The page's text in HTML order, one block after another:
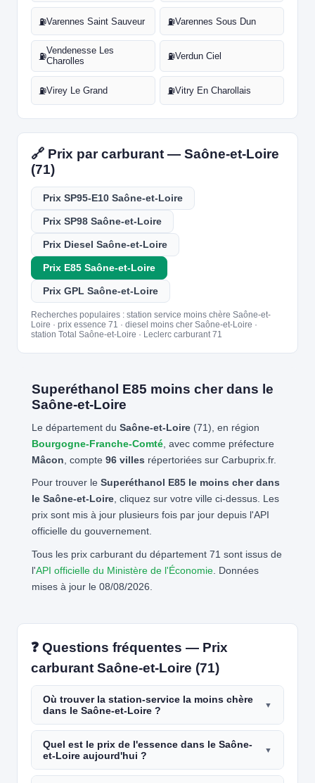
⛽Varennes Saint Sauveur ⛽Varennes Sous Dun
⛽
Vendenesse Les
Charolles
⛽Verdun Ciel
⛽Virey Le Grand ⛽Vitry En Charollais
🔗 Prix par carburant — Saône-et-Loire
(71)
Prix SP95-E10 Saône-et-Loire
Prix SP98 Saône-et-Loire
Prix Diesel Saône-et-Loire
Prix E85 Saône-et-Loire
Prix GPL Saône-et-Loire
Recherches populaires : station service moins chère Saône-et-
Loire · prix essence 71 · diesel moins cher Saône-et-Loire ·
station Total Saône-et-Loire · Leclerc carburant 71
Superéthanol E85 moins cher dans le
Saône-et-Loire
Le département du Saône-et-Loire(71), en région
Bourgogne-Franche-Comté, avec comme préfecture
Mâcon , compte 96 villes répertoriées sur Carbuprix.fr.
Pour trouver le Superéthanol E85 le moins cher dans
le Saône-et-Loire, cliquez sur votre ville ci-dessus. Les
prix sont mis à jour plusieurs fois par jour depuis l'API
officielle du gouvernement.
Tous les prix carburant du département 71 sont issus de
l'API officielle du Ministère de l'Économie. Données
mises à jour le 08/08/2026.
❓ Questions fréquentes — Prix
carburant Saône-et-Loire (71)
Où trouver la station-service la moins chère
dans le Saône-et-Loire ?
Quel est le prix de l'essence dans le Saône-
et-Loire aujourd'hui ?